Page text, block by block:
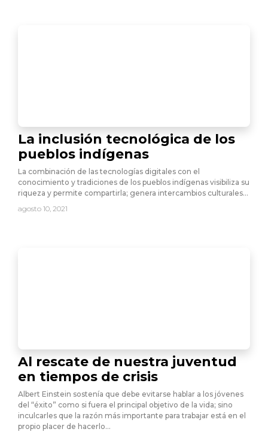
La inclusión tecnológica de los
pueblos indígenas
La combinación de las tecnologías digitales con el
conocimiento y tradiciones de los pueblos indígenas visibiliza su
riqueza y permite compartirla; genera intercambios culturales…
agosto 10, 2021
Al rescate de nuestra juventud
en tiempos de crisis
Albert Einstein sostenía que debe evitarse hablar a los jóvenes
del “éxito” como si fuera el principal objetivo de la vida; sino
inculcarles que la razón más importante para trabajar está en el
propio placer de hacerlo…